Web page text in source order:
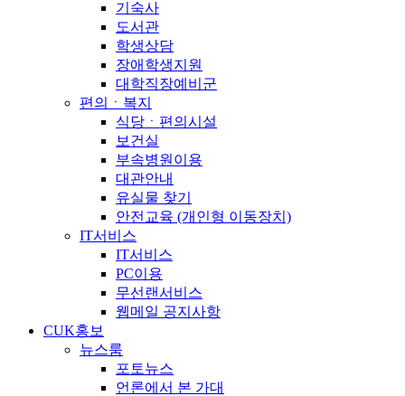
기숙사
도서관
학생상담
장애학생지원
대학직장예비군
편의ㆍ복지
식당ㆍ편의시설
보건실
부속병원이용
대관안내
유실물 찾기
안전교육 (개인형 이동장치)
IT서비스
IT서비스
PC이용
무선랜서비스
웹메일 공지사항
CUK홍보
뉴스룸
포토뉴스
언론에서 본 가대